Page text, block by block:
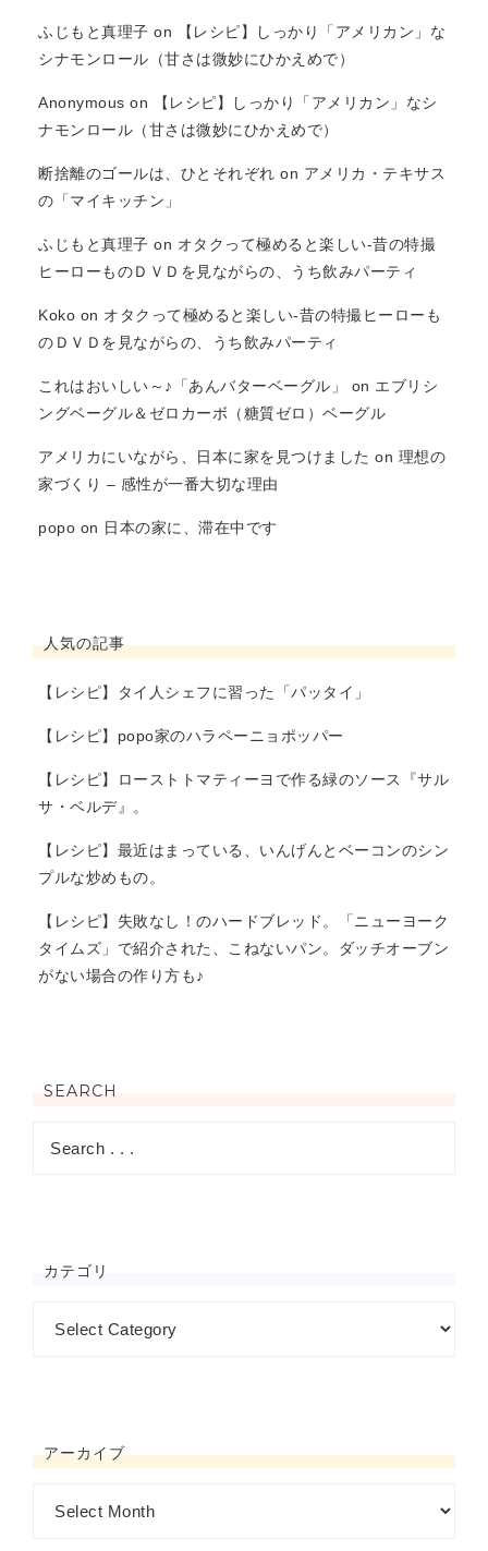
ふじもと真理子 on
【レシピ】しっかり「アメリカン」な
シナモンロール（甘さは微妙にひかえめで）
Anonymous on
【レシピ】しっかり「アメリカン」なシ
ナモンロール（甘さは微妙にひかえめで）
断捨離のゴールは、ひとそれぞれ on アメリカ・テキサス
の「マイキッチン」
ふじもと真理子 on オタクって極めると楽しい-昔の特撮
ヒーローものＤＶＤを見ながらの、うち飲みパーティ
Koko on オタクって極めると楽しい-昔の特撮ヒーローも
のＤＶＤを見ながらの、うち飲みパーティ
これはおいしい～♪「あんバターベーグル」 on エブリシ
ングベーグル＆ゼロカーボ（糖質ゼロ）ベーグル
アメリカにいながら、日本に家を見つけました on 理想の
家づくり – 感性が一番大切な理由
popo on 日本の家に、滞在中です
人気の記事
【レシピ】タイ人シェフに習った「パッタイ」
【レシピ】popo家のハラペーニョポッパー
【レシピ】ローストトマティーヨで作る緑のソース『サル
サ・ベルデ』。
【レシピ】最近はまっている、いんげんとベーコンのシン
プルな炒めもの。
【レシピ】失敗なし！のハードブレッド。「ニューヨーク
タイムズ」で紹介された、こねないパン。ダッチオーブン
がない場合の作り方も♪
SEARCH
カテゴリ
アーカイブ